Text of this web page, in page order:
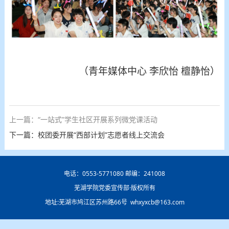
（青年媒体中心 李欣怡 檀静怡）
上一篇：“一站式”学生社区开展系列微党课活动
下一篇：校团委开展“西部计划”志愿者线上交流会
电话：0553-5771080 邮编：241008
芜湖学院党委宣传部·版权所有
地址:芜湖市鸠江区苏州路66号 whxyxcb@163.com